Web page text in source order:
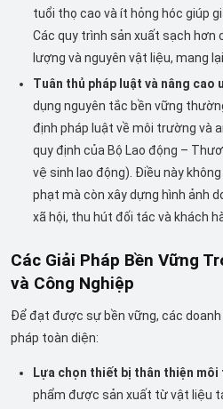
tuổi thọ cao và ít hỏng hóc giúp
Các quy trình sản xuất sạch hơn
lượng và nguyên vật liệu, mang
Tuân thủ pháp luật và nâng cao
dụng nguyên tắc bền vững
định pháp luật về môi trường và
quy định của Bộ Lao động –
vệ sinh lao động). Điều này
phạt mà còn xây dựng hình ảnh
xã hội, thu hút đối tác và khách
Các Giải Pháp Bền Vững
và Công Nghiệp
Để đạt được sự bền vững, các
pháp toàn diện:
Lựa chọn thiết bị thân thiện
phẩm được sản xuất từ vật liệu